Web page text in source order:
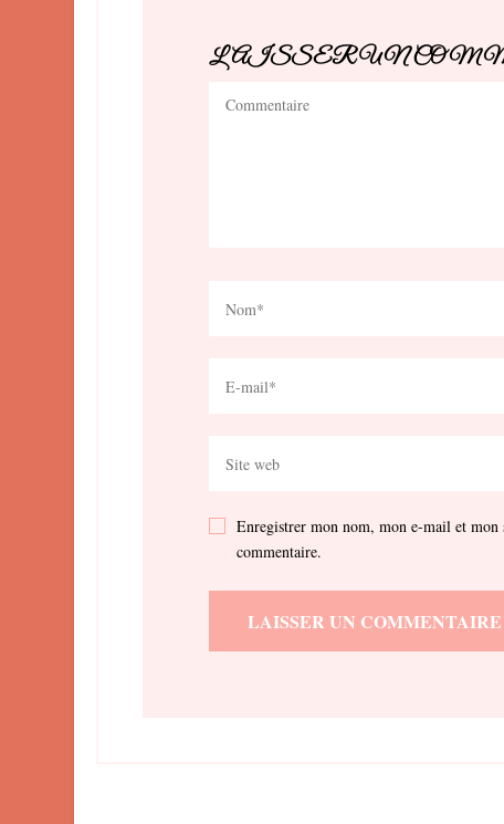
LAISSER UN
Enregistrer mon nom, mon e-mail et
commentaire.